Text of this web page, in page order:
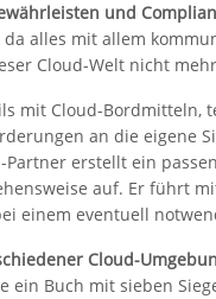
und
alles mit allem
Cloud-Welt nicht
mit Cloud-
an die eigene
erstellt ein
auf. Er führt
einem eventuell
Cloud-
ein Buch mit sieben